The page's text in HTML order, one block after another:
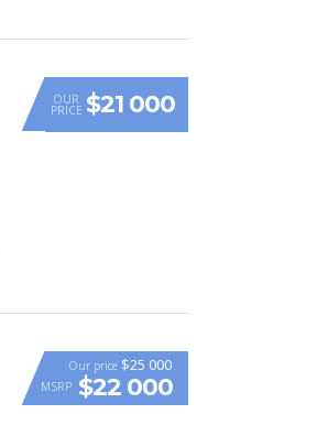
OUR
PRICE $21 000
Our price $25 000
MSRP $22 000